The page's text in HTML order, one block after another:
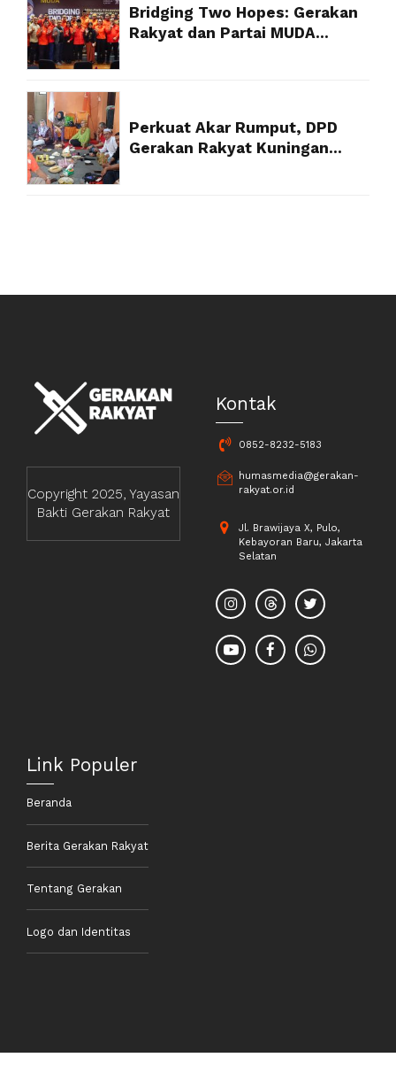
Bridging Two Hopes: Gerakan
Rakyat dan Partai MUDA
Perkuat Akar Rumput, DPD
Gerakan Rakyat Kuningan
Copyright 2025, Yayasan
Bakti Gerakan Rakyat
Kontak
0852-8232-5183
humasmedia@gerakan-
rakyat.or.id
Jl. Brawijaya X, Pulo,
Kebayoran Baru, Jakarta
Selatan
Link Populer
Beranda
Berita Gerakan Rakyat
Tentang Gerakan
Logo dan Identitas